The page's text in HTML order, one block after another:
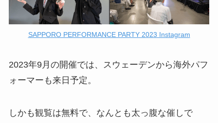
SAPPORO PERFORMANCE PARTY 2023 Instagram
2023年9月の開催では、スウェーデンから海外パフ
ォーマーも来日予定。
しかも観覧は無料で、なんとも太っ腹な催しで